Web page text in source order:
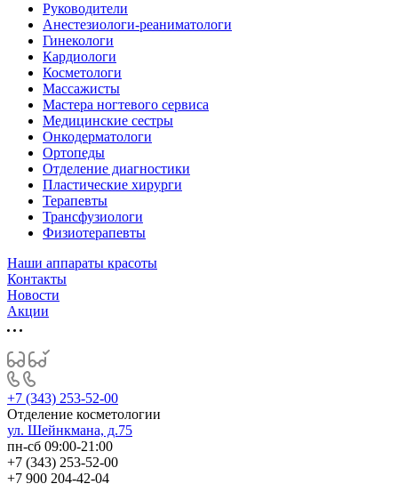
Руководители
Анестезиологи-реаниматологи
Гинекологи
Кардиологи
Косметологи
Массажисты
Мастера ногтевого сервиса
Медицинские сестры
Онкодерматологи
Ортопеды
Отделение диагностики
Пластические хирурги
Терапевты
Трансфузиологи
Физиотерапевты
Наши аппараты красоты
Контакты
Новости
Акции
+7 (343) 253-52-00
Отделение косметологии
ул. Шейнкмана, д.75
пн-сб 09:00-21:00
+7 (343) 253-52-00
+7 900 204-42-04